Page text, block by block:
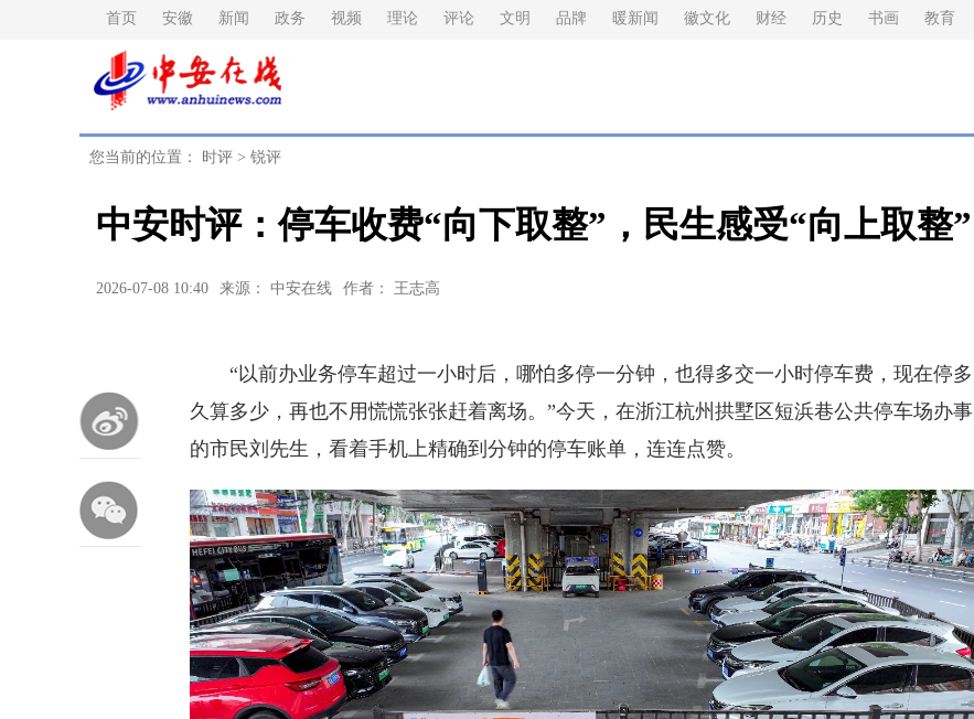
首页 安徽 新闻 政务 视频 理论 评论 文明 品牌 暖新闻 徽文化 财经 历史 书画 教育
您当前的位置： 时评 > 锐评
中安时评：停车收费“向下取整”，民生感受“向上取整”
2026-07-08 10:40 来源： 中安在线 作者： 王志高
“以前办业务停车超过一小时后，哪怕多停一分钟，也得多交一小时停车费，现在停多
久算多少，再也不用慌慌张张赶着离场。”今天，在浙江杭州拱墅区短浜巷公共停车场办事
的市民刘先生，看着手机上精确到分钟的停车账单，连连点赞。